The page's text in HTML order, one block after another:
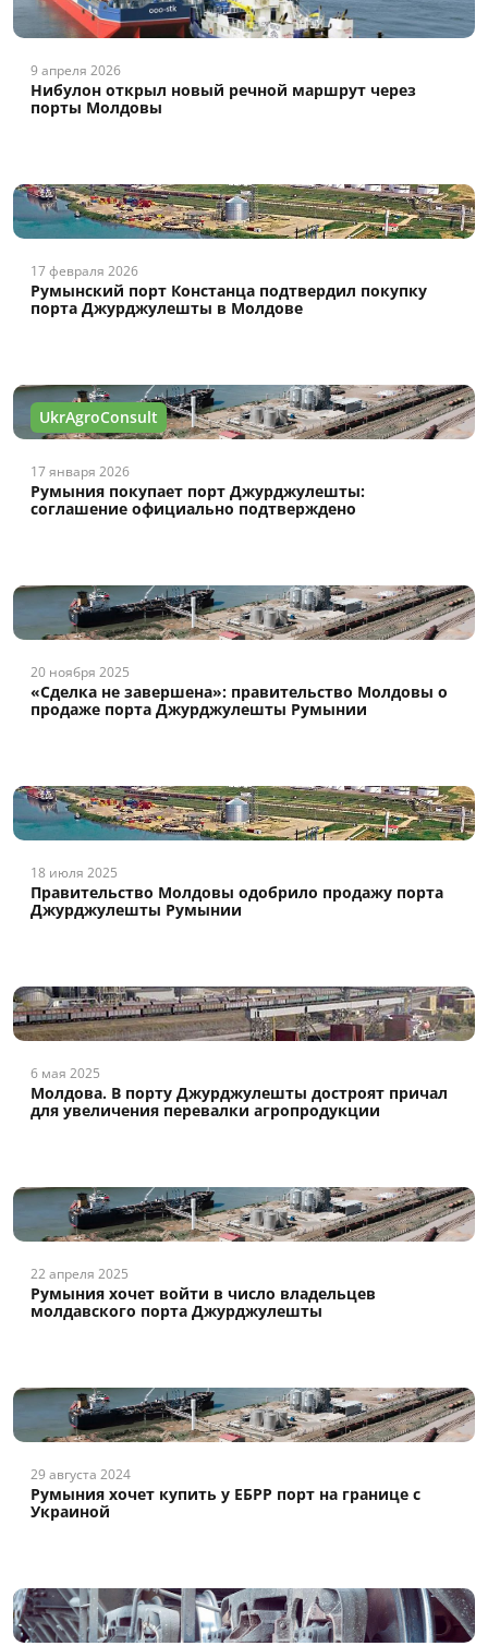
9 апреля 2026
Нибулон открыл новый речной маршрут через
порты Молдовы
17 февраля 2026
Румынский порт Констанца подтвердил покупку
порта Джурджулешты в Молдове
UkrAgroConsult
17 января 2026
Румыния покупает порт Джурджулешты:
соглашение официально подтверждено
20 ноября 2025
«Сделка не завершена»: правительство Молдовы о
продаже порта Джурджулешты Румынии
18 июля 2025
Правительство Молдовы одобрило продажу порта
Джурджулешты Румынии
6 мая 2025
Молдова. В порту Джурджулешты достроят причал
для увеличения перевалки агропродукции
22 апреля 2025
Румыния хочет войти в число владельцев
молдавского порта Джурджулешты
29 августа 2024
Румыния хочет купить у ЕБРР порт на границе с
Украиной